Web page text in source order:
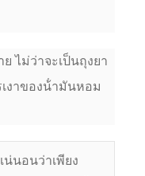
ไม่ว่าจะเป็นถุงยา
งาของน้ํามันหอม
น่นอนว่าเพียง